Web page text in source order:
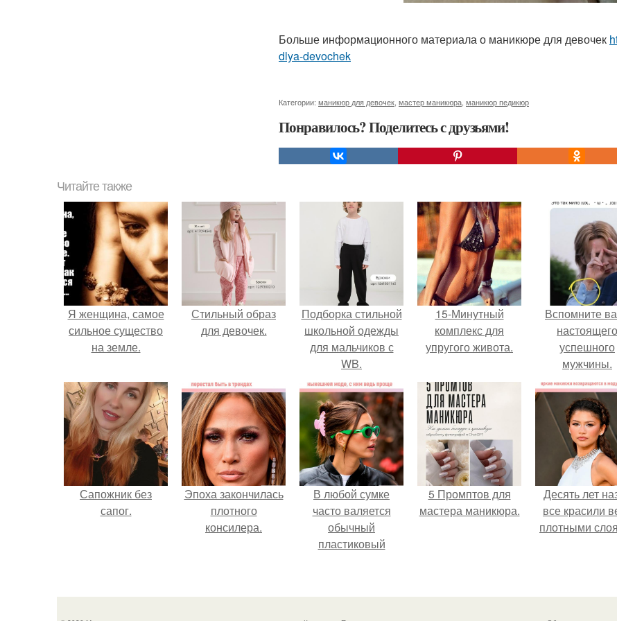
Больше информационного материала о маникюре для девочек
dlya-devochek
Категории: маникюр для девочек мастер маникюра маникюр педикюр
Понравилось? Поделитесь с друзьями!
Читайте также
Я женщина, самое
сильное существо
на земле.
Стильный образ
для девочек.
Подборка стильной
школьной одежды
для мальчиков с
WB.
15-Минутный
комплекс для
упругого живота.
Вспомните
настоящего
успешного
мужчины.
Сапожник без
сапог.
Эпоха закончилась
плотного
консилера.
В любой сумке
часто валяется
обычный
пластиковый
5 Промптов для
мастера маникюра.
Десять лет
все красили
плотными